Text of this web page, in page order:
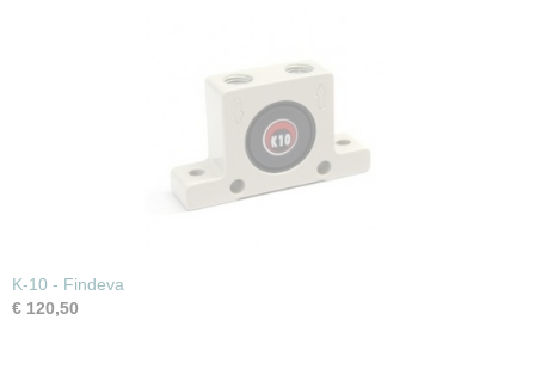
K-10 - Findeva
€ 120,50